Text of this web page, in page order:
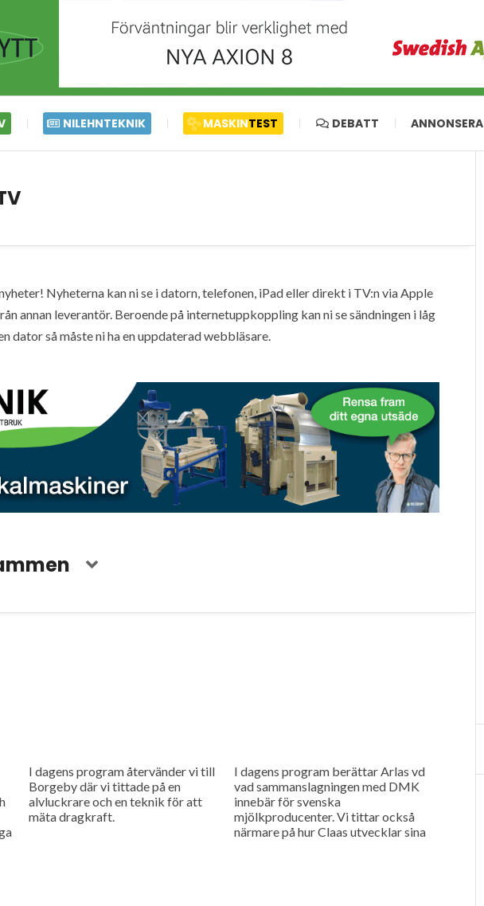
NILEHNTEKNIK MASKINTEST DEBATT ANNONSERA
Nyheterna kan ni se i datorn, telefonen, iPad eller direkt i TV:n via Apple
annan leverantör. Beroende på internetuppkoppling kan ni se sändningen i låg
dator så måste ni ha en uppdaterad webbläsare.
I dagens program återvänder vi till
Borgeby där vi tittade på en
alvluckrare och en teknik för att
mäta dragkraft.
I dagens program berättar Arlas vd
vad sammanslagningen med DMK
innebär för svenska
mjölkproducenter. Vi tittar också
närmare på hur Claas utvecklar sina